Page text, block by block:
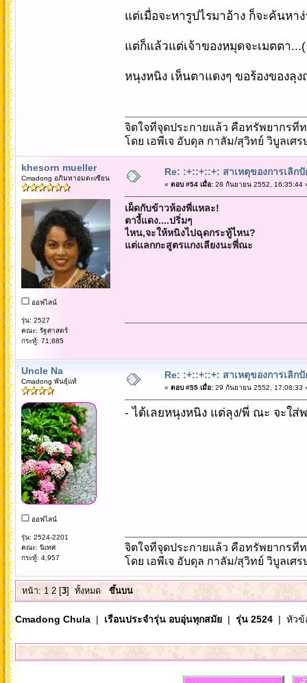
แต่เมื่อจะหารูปไรมาอ้าง ก็จะค้นหา
แต่ก็แล้วแต่เจ้าของหมุดจะเมตตา
หนุงหนิง เห็นตาแดงๆ ขอร้องของลุ
จิตใจที่จุดประกายแล้ว คือทรัพยากร
โดย เอพีเจ อับดุล กาลัม/สุวิทย์ วิบูลเศ
khesorn mueller
Cmadong อภิมหาอมตะเซียน
ออฟไลน์
รุ่น: 2527
คณะ: รัฐศาสตร์
กระทู้: 71,885
Re: :+::+::+: สาเหตุของการเลิก
« ตอบ #54 เมื่อ:28 กันยายน 2552, 16:35:44
เผ็ดกับข้าวห้องพี่แหละ!
ตางี้แดง....ปริ่มๆ
ไหน,จะให้หนิงไปฉุดกระทู้ไหน?
แต่แลกกะสูตรแกงเลียงนะพี่ณะ
Uncle Na
Cmadong พันธุ์แท้
ออฟไลน์
รุ่น: 2524-2201
คณะ: นิเทศ
กระทู้: 4,957
Re: :+::+::+: สาเหตุของการเลิก
« ตอบ #55 เมื่อ:29 กันยายน 2552, 17:08:33
- ได้เลยหนุงหนิง แต่ลุง/พี่ ณะ จะใส่
จิตใจที่จุดประกายแล้ว คือทรัพยากร
โดย เอพีเจ อับดุล กาลัม/สุวิทย์ วิบูลเศ
หน้า:1 2[3] ทั้งหมด ขึ้นบน
Cmadong Chula| เรือนประจำรุ่น อบอุ่นทุกสมัย| รุ่น 2524| หัวข้